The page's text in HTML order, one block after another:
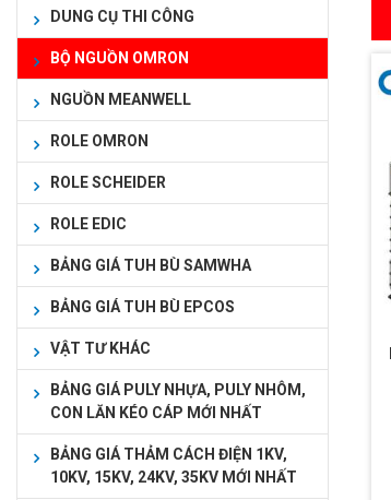
DUNG CỤ THI CÔNG
BỘ NGUỒN OMRON
NGUỒN MEANWELL
ROLE OMRON
ROLE SCHEIDER
ROLE EDIC
BẢNG GIÁ TUH BÙ SAMWHA
BẢNG GIÁ TUH BÙ EPCOS
VẬT TƯ KHÁC
BẢNG GIÁ PULY NHỰA, PULY NHÔM,
CON LĂN KÉO CÁP MỚI NHẤT
BẢNG GIÁ THẢM CÁCH ĐIỆN 1KV,
10KV, 15KV, 24KV, 35KV MỚI NHẤT